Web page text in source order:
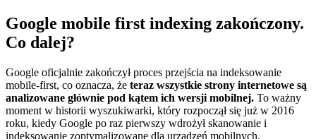
Google mobile first indexing zakończony.
Co dalej?
Google oficjalnie zakończył proces przejścia na indeksowanie
mobile-first, co oznacza, że teraz wszystkie strony internetowe są
analizowane głównie pod kątem ich wersji mobilnej. To ważny
moment w historii wyszukiwarki, który rozpoczął się już w 2016
roku, kiedy Google po raz pierwszy wdrożył skanowanie i
indeksowanie zoptymalizowane dla urządzeń mobilnych.